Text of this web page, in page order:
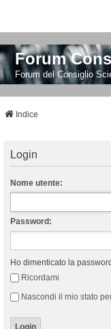
Forum
Forum del Consiglio
Indice
Login
Nome utente:
Password:
Ho dimenticato la password
Ricordami
Nascondi il mio stato